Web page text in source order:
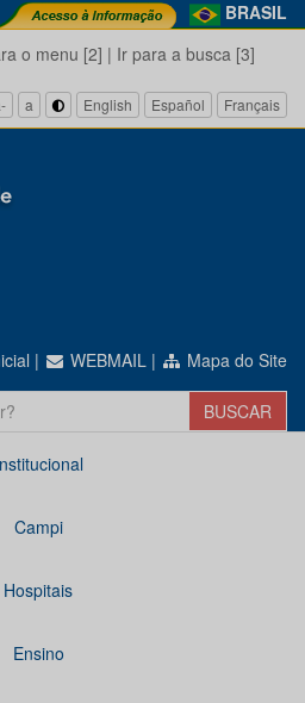
BRASIL
o menu [2] | Ir para a busca [3]
a English Español Français
| WEBMAIL | Mapa do Site
Campi
Hospitais
Ensino